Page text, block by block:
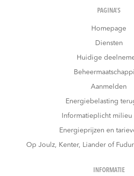
PAGINA’S
Homepage
Diensten
Huidige
Aanmelden
Energiebelasting
Informatieplicht milieu
Energieprijzen en
Op Joulz, Kenter, Liander of
INFORMATIE